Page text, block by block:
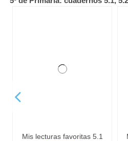
Mis lecturas favoritas 5.1